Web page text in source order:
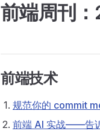
前端周刊
前端技术
规范你的 commit
前端 AI 实战——告